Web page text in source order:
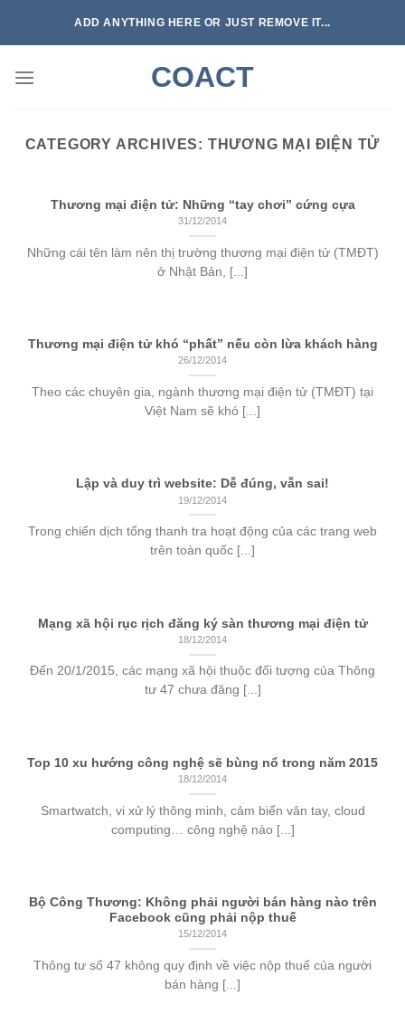
ADD ANYTHING HERE OR JUST REMOVE IT...
COACT
CATEGORY ARCHIVES: THƯƠNG MẠI ĐIỆN TỬ
Thương mại điện tử: Những “tay chơi” cứng cựa
31/12/2014
Những cái tên làm nên thị trường thương mại điện tử (TMĐT)
ở Nhật Bản, [...]
Thương mại điện tử khó “phất” nếu còn lừa khách hàng
26/12/2014
Theo các chuyên gia, ngành thương mại điện tử (TMĐT) tại
Việt Nam sẽ khó [...]
Lập và duy trì website: Dễ đúng, vẫn sai!
19/12/2014
Trong chiến dịch tổng thanh tra hoạt động của các trang web
trên toàn quốc [...]
Mạng xã hội rục rịch đăng ký sàn thương mại điện tử
18/12/2014
Đến 20/1/2015, các mạng xã hội thuộc đối tượng của Thông
tư 47 chưa đăng [...]
Top 10 xu hướng công nghệ sẽ bùng nổ trong năm 2015
18/12/2014
Smartwatch, vi xử lý thông minh, cảm biến vân tay, cloud
computing… công nghệ nào [...]
Bộ Công Thương: Không phải người bán hàng nào trên
Facebook cũng phải nộp thuế
15/12/2014
Thông tư số 47 không quy định về việc nộp thuế của người
bán hàng [...]